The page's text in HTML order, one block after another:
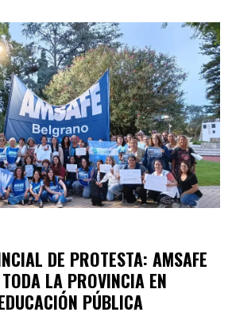
DE PROTESTA: AMSAFE
LA PROVINCIA EN
PÚBLICA